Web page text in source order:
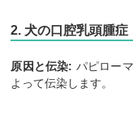
2. 犬の口腔乳頭腫
原因と伝染: パピロー
よって伝染します。